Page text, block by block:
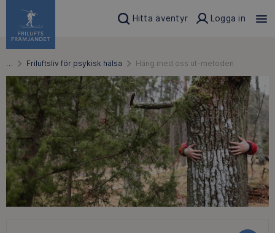
Hitta äventyr Logga in
… Friluftsliv för psykisk hälsa Häng med oss ut-metoden